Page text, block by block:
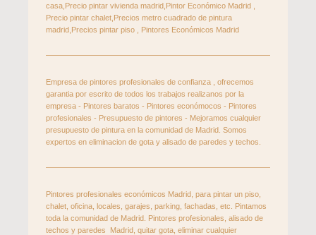
casa,Precio pintar vivienda madrid,Pintor Económico Madrid ,
Precio pintar chalet,Precios metro cuadrado de pintura
madrid,Precios pintar piso , Pintores Económicos Madrid
Empresa de pintores profesionales de confianza , ofrecemos
garantia por escrito de todos los trabajos realizanos por la
empresa - Pintores baratos - Pintores económocos - Pintores
profesionales - Presupuesto de pintores - Mejoramos cualquier
presupuesto de pintura en la comunidad de Madrid. Somos
expertos en eliminacion de gota y alisado de paredes y techos.
Pintores profesionales económicos Madrid, para pintar un piso,
chalet, oficina, locales, garajes, parking, fachadas, etc. Pintamos
toda la comunidad de Madrid. Pintores profesionales, alisado de
techos y paredes Madrid, quitar gota, eliminar cualquier